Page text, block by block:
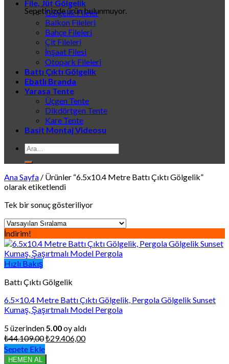
Sepetinizde ürün bulunmuyor.
File, Jüt Gölgelik
Gölgelik Fileler
Balkon Fileleri
Bahçe Fileleri
Çit Fileleri
İnşaat Filesi
Otopark Fileleri
Battı Çıktı Gölgelik
Ebatlı Branda
Yarasa Tente
Üçgen Tente
Dikdörtgen Tente
Kare Tente
Basit Montaj Videosu
Ara:
Ana Sayfa / Ürünler “6.5x10.4 Metre Battı Çıktı Gölgelik”
olarak etiketlendi
Tek bir sonuç gösteriliyor
İndirim!
Hızlı Bakış
Battı Çıktı Gölgelik
6.5×10.4 Metre Battı Çıktı Gölgelik, Pergola Gölgelik Sunset
Kumaş, Şaşırtmalı Model Pergola
5 üzerinden5.00oy aldı
₺44.109,00Orijinal
₺44.109,00.
₺29.406,00Şu
Sepete Ekle
HEMEN AL